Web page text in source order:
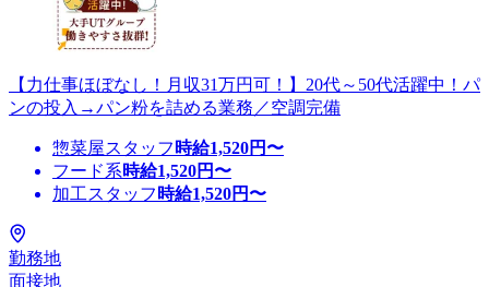
【力仕事ほぼなし！月収31万円可！】20代～50代活躍中！パ
ンの投入→パン粉を詰める業務／空調完備
惣菜屋スタッフ 時給1,520円〜
フード系時給1,520円〜
加工スタッフ 時給1,520円〜
勤務地
面接地